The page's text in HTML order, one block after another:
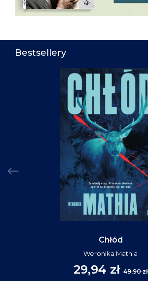
Bestsellery
Chłód
Weronika Mathia
29,94 zł 49,90 zł